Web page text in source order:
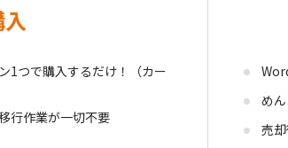
1つで購入するだけ！（カー
行作業が一切不要
め
売